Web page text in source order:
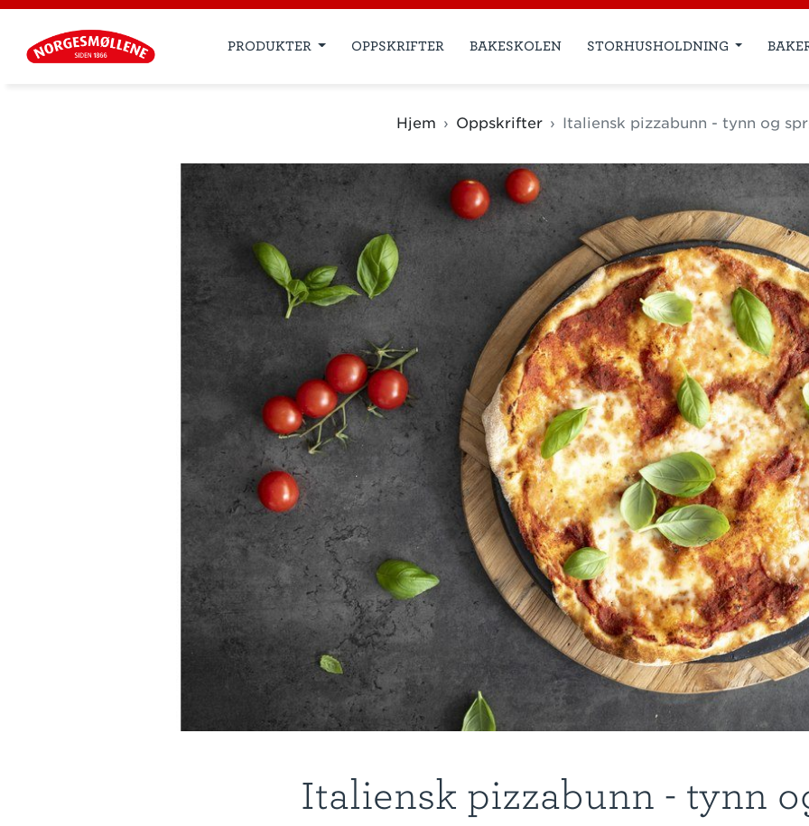
PRODUKTER OPPSKRIFTER BAKESKOLEN STORHUSHOLDNING
Hjem Oppskrifter Italiensk pizzabunn - tynn og
Italiensk pizzabunn - tynn